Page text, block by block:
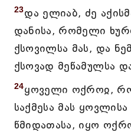
23და ელიაბ, ძე
დანისა, რომელი
ქსოვილსა მას, და
ქსოვად მეწამულსა
24ყოველი ოქროჲ,
საქმესა მას ყოვლისა
წმიდათასა, იყო